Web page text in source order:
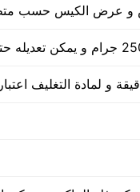
و عرض الكيس حسب